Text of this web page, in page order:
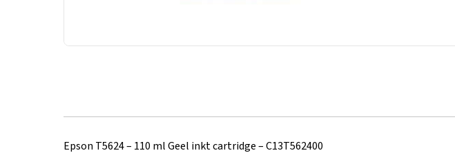
Epson T5624 – 110 ml Geel inkt cartridge – C13T562400